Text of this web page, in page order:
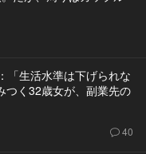
「生活水準は下げられな
つく32歳女が、副業先の
40